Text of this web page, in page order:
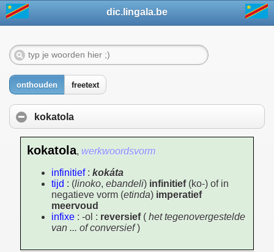
dic.lingala.be
onthouden freetext
kokatola
kokatola, werkwoordsvorm
infinitief: kokáta
tijd : (linoko, ebandeli) infinitief(ko-) of in
negatieve vorm (etinda) imperatief
meervoud
infixe : -ol : reversief( het tegenovergestelde
van ... of conversief)